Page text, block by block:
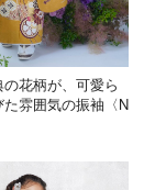
花柄が、可愛ら
た雰囲気の振袖〈N